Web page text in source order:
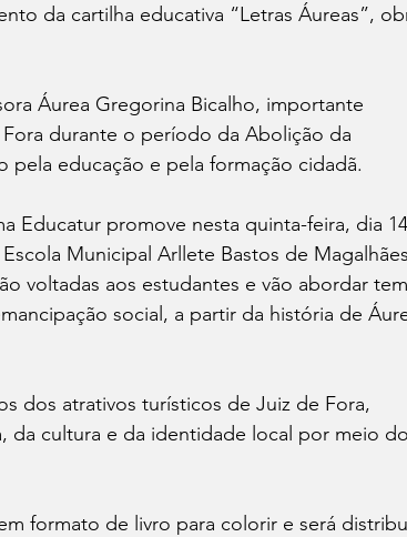
da cartilha educativa “Letras Áureas”,
Áurea Gregorina Bicalho, importante
durante o período da Abolição da
pela educação e pela formação cidadã.
Educatur promove nesta quinta-feira, dia
Municipal Arllete Bastos de
voltadas aos estudantes e vão abordar
social, a partir da história de
dos atrativos turísticos de Juiz de Fora,
da cultura e da identidade local por meio do
formato de livro para colorir e será